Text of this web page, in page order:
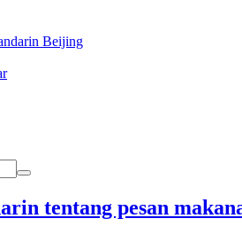
Beijing
tentang pesan